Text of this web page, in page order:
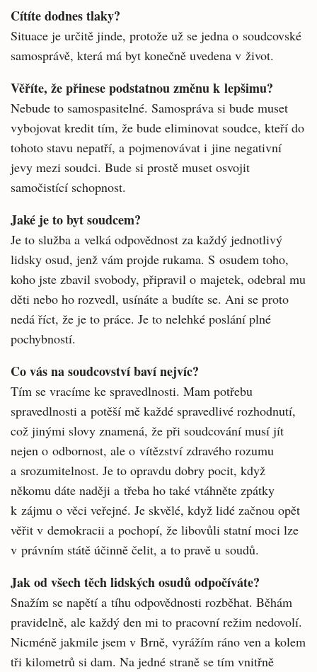
Cítíte dodnes tlaky?
Situace je určitě jinde, protože už se jedna o soudcovské
samosprávě, která má byt konečně uvedena v život.
Věříte, že přinese podstatnou změnu k lepšimu?
Nebude to samospasitelné. Samospráva si bude muset
vybojovat kredit tím, že bude eliminovat soudce, kteří do
tohoto stavu nepatří, a pojmenovávat i jine negativní
jevy mezi soudci. Bude si prostě muset osvojit
samočistící schopnost.
Jaké je to byt soudcem?
Je to služba a velká odpovědnost za každý jednotlivý
lidsky osud, jenž vám projde rukama. S osudem toho,
koho jste zbavil svobody, připravil o majetek, odebral mu
děti nebo ho rozvedl, usínáte a budíte se. Ani se proto
nedá říct, že je to práce. Je to nelehké poslání plné
pochybností.
Co vás na soudcovství baví nejvíc?
Tím se vracíme ke spravedlnosti. Mam potřebu
spravedlnosti a potěší mě každé spravedlivé rozhodnutí,
což jinými slovy znamená, že při soudcování musí jít
nejen o odbornost, ale o vítězství zdravého rozumu
a srozumitelnost. Je to opravdu dobry pocit, když
někomu dáte naději a třeba ho také vtáhněte zpátky
k zájmu o věci veřejné. Je skvělé, když lidé začnou opět
věřit v demokracii a pochopí, že libovůli statní moci lze
v právním státě účinně čelit, a to pravě u soudů.
Jak od všech těch lidských osudů odpočíváte?
Snažím se napětí a tíhu odpovědnosti rozběhat. Běhám
pravidelně, ale každý den mi to pracovní režim nedovolí.
Nicméně jakmile jsem v Brně, vyrážím ráno ven a kolem
tři kilometrů si dam. Na jedné straně se tím vnitřně